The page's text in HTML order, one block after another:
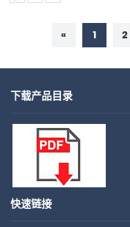
« 1 2
下载产品目录
快速链接